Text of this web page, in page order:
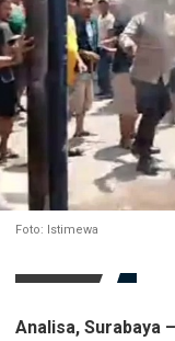
Foto: Istimewa
Analisa, Surabaya –